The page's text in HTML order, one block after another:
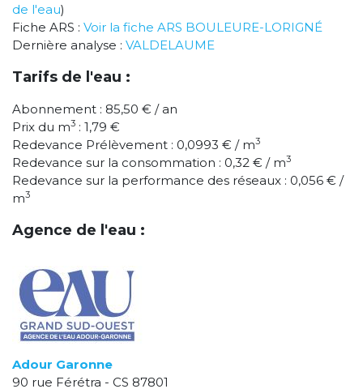
de l'eau)
Fiche ARS : Voir la fiche ARS BOULEURE-LORIGNÉ
Dernière analyse : VALDELAUME
Tarifs de l'eau :
Abonnement : 85,50 € / an
Prix du m3 : 1,79 €
Redevance Prélèvement : 0,0993 € / m3
Redevance sur la consommation : 0,32 € / m3
Redevance sur la performance des réseaux : 0,056 € /
m3
Agence de l'eau :
Adour Garonne
90 rue Férétra - CS 87801